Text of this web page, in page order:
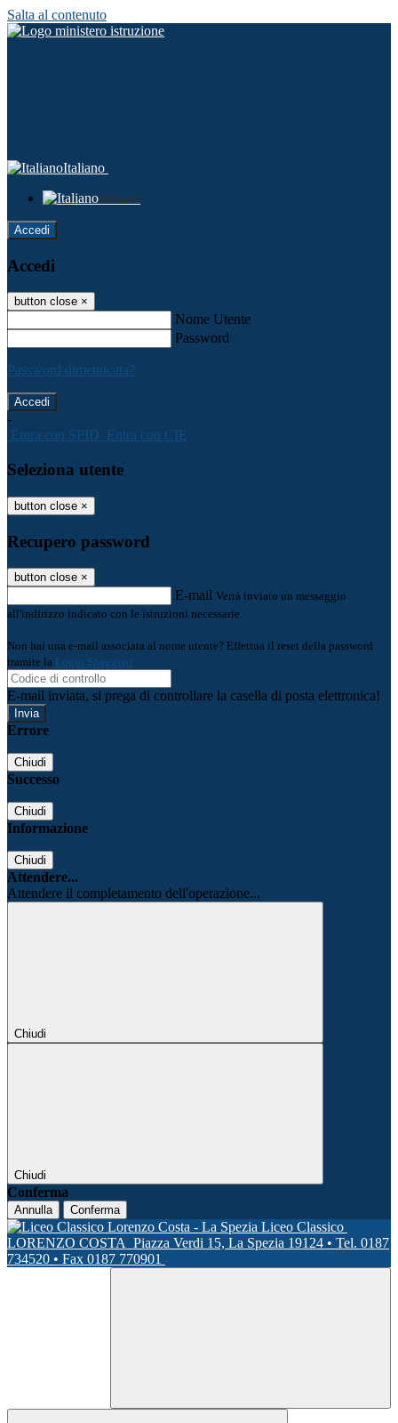
Salta al contenuto
Italiano
Italiano
Accedi
Accedi
button close ×
Nome Utente
Password
Password dimenticata?
-
Entra con SPID Entra con CIE
Seleziona utente
button close ×
Recupero password
button close ×
E-mail Verrà inviato un messaggio
all'indirizzo indicato con le istruzioni necessarie.
Non hai una e-mail associata al nome utente? Effettua il reset della password
tramite la Login Spaggiari
E-mail inviata, si prega di controllare la casella di posta elettronica!
Errore
Chiudi
Successo
Chiudi
Informazione
Chiudi
Attendere...
Attendere il completamento dell'operazione...
Chiudi
Chiudi
Conferma
Annulla Conferma
Liceo Classico
LORENZO COSTA Piazza Verdi 15, La Spezia 19124 • Tel. 0187
734520 • Fax 0187 770901